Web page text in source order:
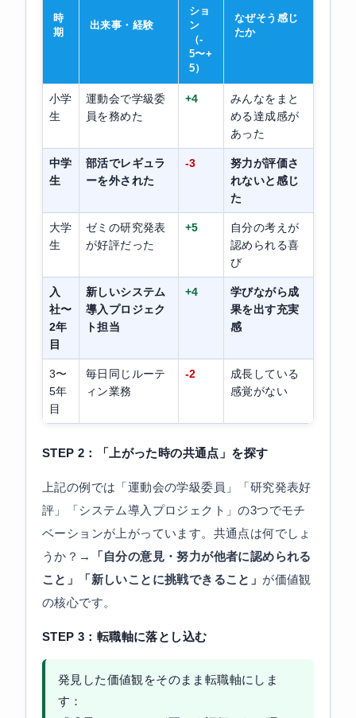
時
期
出来事・経験
ショ
ン
（-
5〜+
5）
なぜそう感じ
たか
小学
生
運動会で学級委
員を務めた
+4
みんなをまと
める達成感が
あった
中学
生
部活でレギュラ
ーを外された
-3
努力が評価さ
れないと感じ
た
大学
生
ゼミの研究発表
が好評だった
+5
自分の考えが
認められる喜
び
入
社〜
2年
目
新しいシステム
導入プロジェク
ト担当
+4
学びながら成
果を出す充実
感
3〜
5年
目
毎日同じルーテ
ィン業務
-2
成長している
感覚がない
STEP 2：「上がった時の共通点」を探す
上記の例では「運動会の学級委員」「研究発表好
評」「システム導入プロジェクト」の3つでモチ
ベーションが上がっています。共通点は何でしょ
うか？→
「自分の意見・努力が他者に認められる
こと」「新しいことに挑戦できること」 が価値観
の核心です。
STEP 3：転職軸に落とし込む
発見した価値観をそのまま転職軸にしま
す：